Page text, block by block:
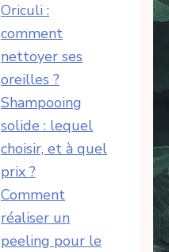
Oriculi :
comment
nettoyer ses
oreilles ?
Shampooing
solide : lequel
choisir, et à quel
prix ?
Comment
réaliser un
peeling pour le